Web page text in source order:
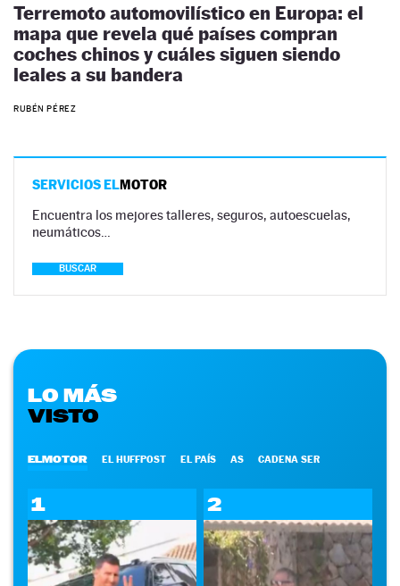
Terremoto automovilístico en Europa: el
mapa que revela qué países compran
coches chinos y cuáles siguen siendo
leales a su bandera
RUBÉN PÉREZ
SERVICIOS ELMOTOR
Encuentra los mejores talleres, seguros, autoescuelas,
neumáticos…
BUSCAR
LO MÁS
VISTO
ELMOTOR EL HUFFPOST EL PAÍS AS CADENA SER
1 2